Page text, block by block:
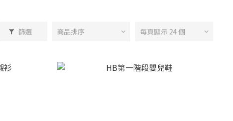
篩選 商品排序 每頁顯示 24 個